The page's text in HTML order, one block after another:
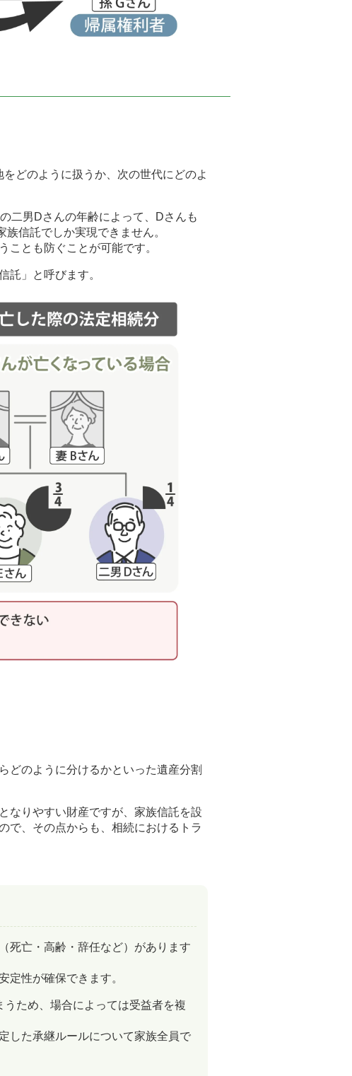
どのように扱うか、次の世代にどのよ
二男Dさんの年齢によって、Dさんも
信託でしか実現できません。
ことも防ぐことが可能です。
託」と呼びます。
どのように分けるかといった遺産分割
なりやすい財産ですが、家族信託を設
で、その点からも、相続におけるトラ
死亡・高齢・辞任など）があります
定性が確保できます。
ため、場合によっては受益者を複
した承継ルールについて家族全員で